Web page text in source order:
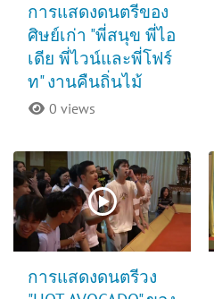
การแสดงดนตรีของ
ศิษย์เก่า "พี่สนุข พี่ไอ
เดีย พี่ไวน์และพี่โฟร์
ท" งานคืนถิ่นไม้
0 views
การแสดงดนตรีวง